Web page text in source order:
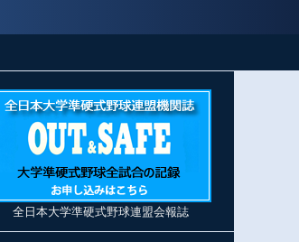
全日本大学準硬式野球連盟会報誌